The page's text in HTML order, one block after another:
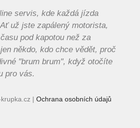
servis, kde každá jízda
už jste zapálený motorista,
pod kapotou než za
někdo, kdo chce vědět, proč
"brum brum", když otočíte
pro vás.
| Ochrana osobních údajů